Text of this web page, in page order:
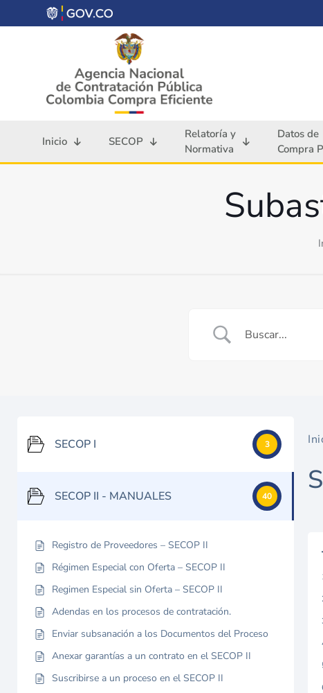
Inicio SECOP
Relatoría y
Normativa
Datos de
Compra
SECOP I 3
SECOP II - MANUALES 40
Registro de Proveedores – SECOP II
Régimen Especial con Oferta – SECOP II
Regimen Especial sin Oferta – SECOP II
Adendas en los procesos de contratación.
Enviar subsanación a los Documentos del Proceso
Anexar garantías a un contrato en el SECOP II
Suscribirse a un proceso en el SECOP II